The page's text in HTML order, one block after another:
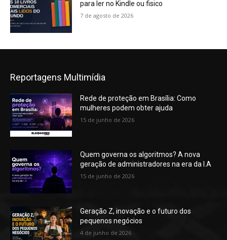
para ler no Kindle ou fisico
7 de agosto de 2026
Reportagens Multimídia
Rede de proteção em Brasília: Como
mulheres podem obter ajuda
15 de junho de 2026
Quem governa os algoritmos? A nova
geração de administradores na era da I.A
15 de junho de 2026
Geração Z, inovação e o futuro dos
pequenos negócios
4 de junho de 2026